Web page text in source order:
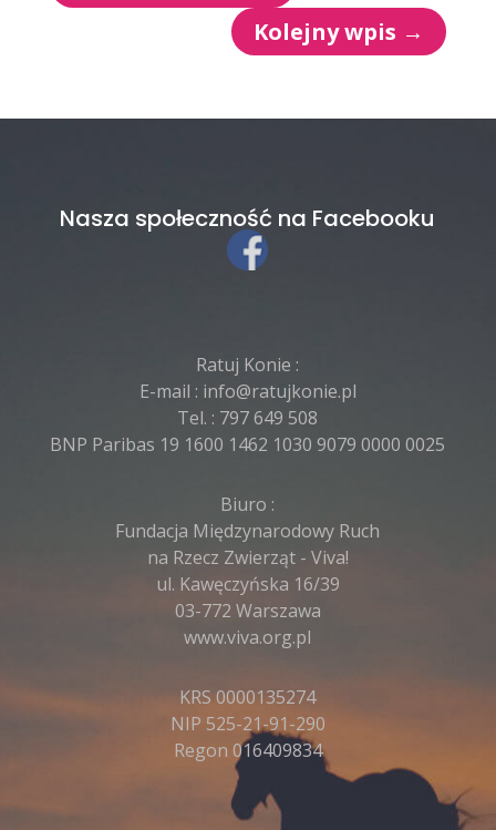
Kolejny wpis →
Nasza społeczność na Facebooku
Ratuj Konie :
E-mail : info@ratujkonie.pl
Tel. : 797 649 508
BNP Paribas 19 1600 1462 1030 9079 0000 0025
Biuro :
Fundacja Międzynarodowy Ruch
na Rzecz Zwierząt - Viva!
ul. Kawęczyńska 16/39
03-772 Warszawa
www.viva.org.pl
KRS 0000135274
NIP 525-21-91-290
Regon 016409834